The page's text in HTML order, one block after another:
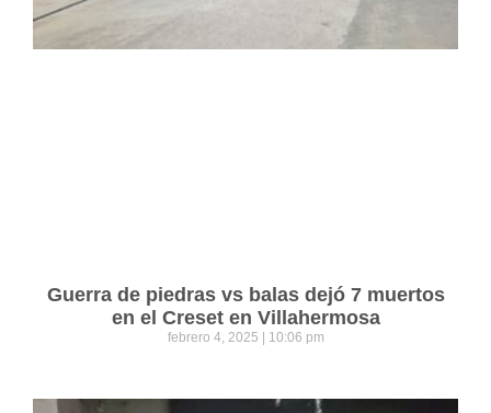
Guerra de piedras vs balas dejó 7 muertos
en el Creset en Villahermosa
febrero 4, 2025 10:06 pm